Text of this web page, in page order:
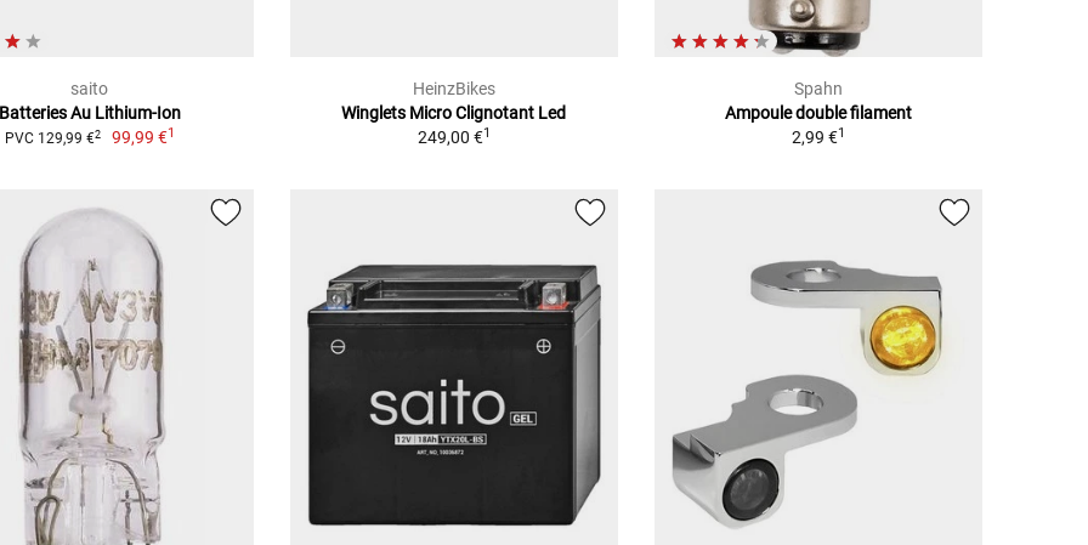
saito
Au Lithium-Ion
PVC 129,99 €2 99,99 €1
HeinzBikes
Winglets Micro Clignotant Led
249,00 €1
Spahn
Ampoule double filament
2,99 €1